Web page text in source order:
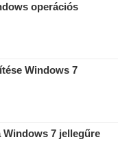
operációs
Windows 7
Windows 7 jellegűre